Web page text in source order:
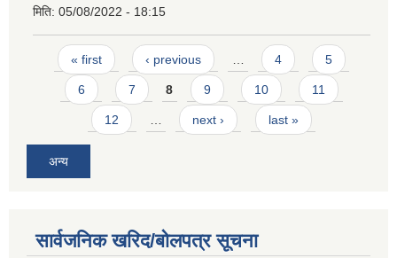
मिति: 05/08/2022 - 18:15
Pages
« first ‹ previous … 4 5
6 7 8 9 10 11
12 … next › last »
अन्य
सार्वजनिक खरिद/बोलपत्र सूचना